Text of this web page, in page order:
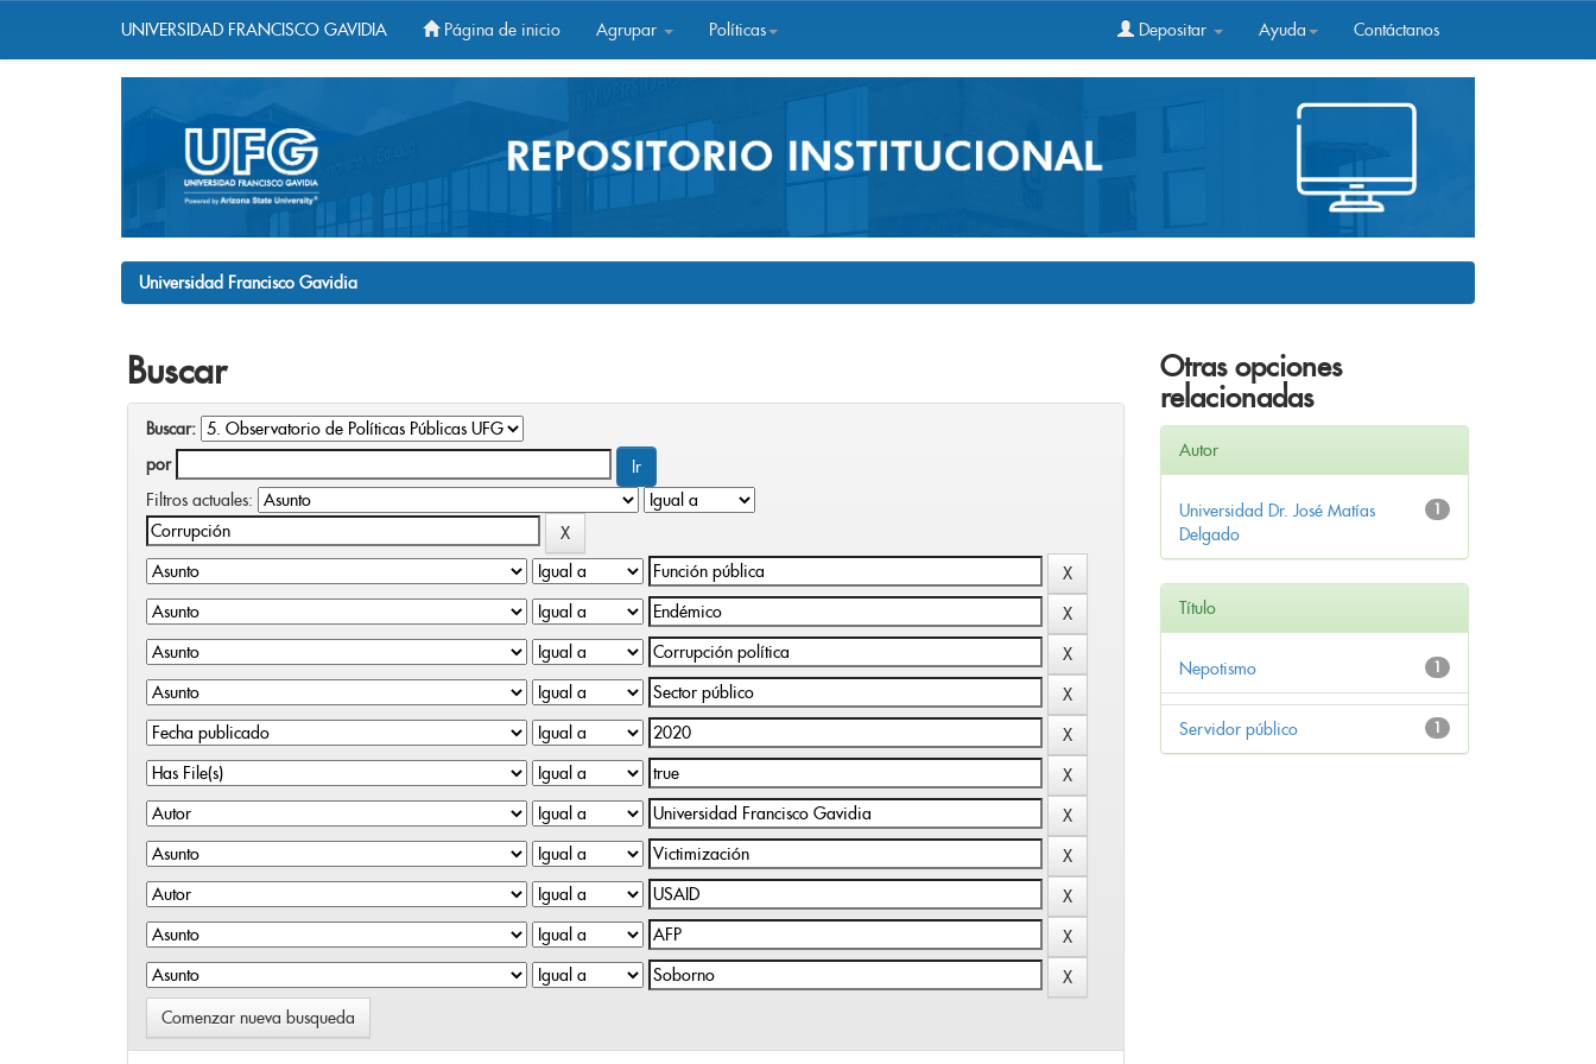
UNIVERSIDAD FRANCISCO GAVIDIA Página de inicio Agrupar Políticas Depositar Ayuda Contáctanos
Universidad Francisco Gavidia
Buscar
Buscar:
por
Filtros actuales:
Comenzar nueva busqueda
Otras opciones
relacionadas
Autor
1
Universidad Dr. José Matías
Delgado
Título
1
Nepotismo
1
Servidor público